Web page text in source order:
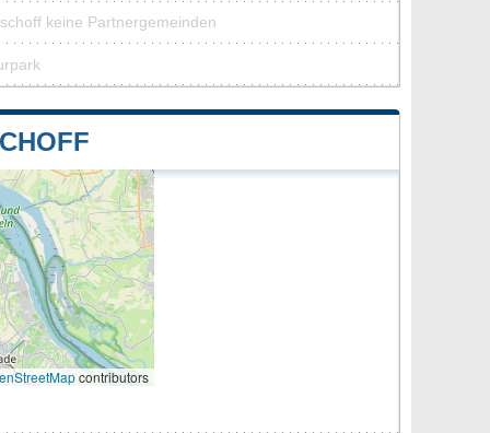
keine Partnergemeinden
contributors